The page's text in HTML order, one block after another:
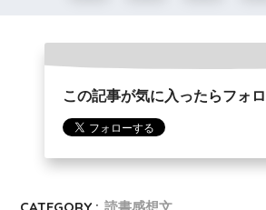
この記事が気に入ったらフォ